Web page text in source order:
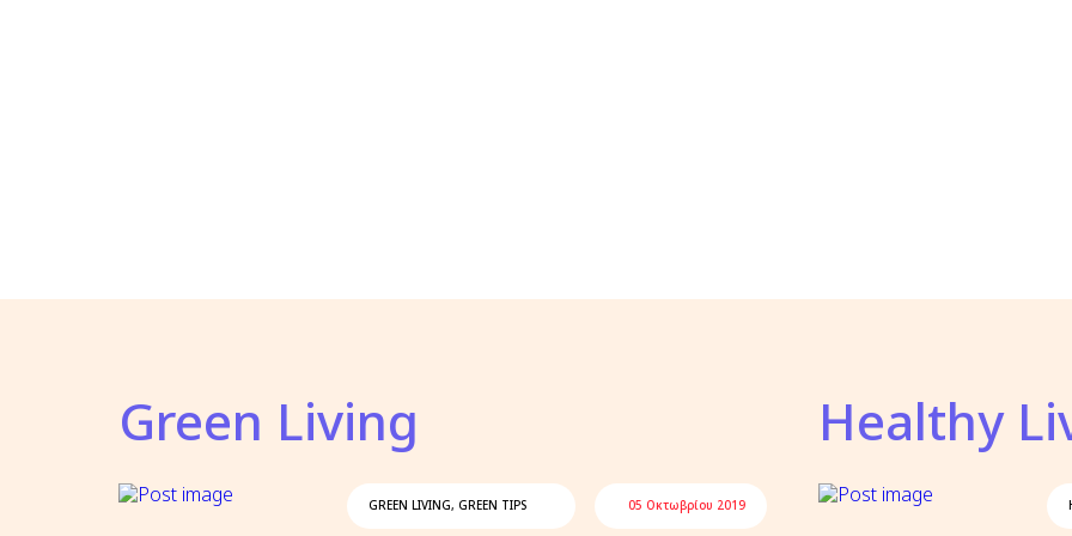
Green Living
GREEN LIVING, GREEN TIPS 05 Οκτωβρίου 2019
Healthy